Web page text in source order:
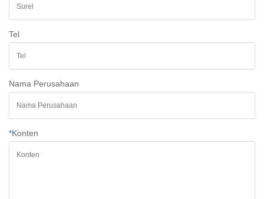
Tel
Nama Perusahaan
*Konten